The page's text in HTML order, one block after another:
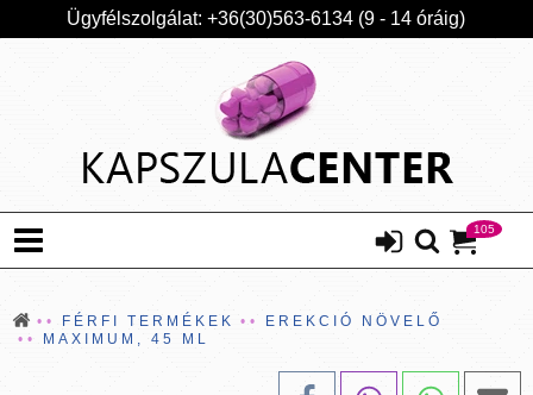
Ügyfélszolgálat: +36(30)563-6134 (9 - 14 óráig)
105
FÉRFI TERMÉKEK
EREKCIÓ NÖVELŐ
MAXIMUM, 45 ML